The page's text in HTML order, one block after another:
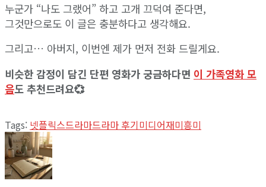
누군가 “나도 그랬어” 하고 고개 끄덕여 준다면,
그것만으로도 이 글은 충분하다고 생각해요.
그리고… 아버지, 이번엔 제가 먼저 전화 드릴게요.
비슷한 감정이 담긴 단편 영화가 궁금하다면 이 가족영화 모
음도 추천드려요💞
Tags: 넷플릭스드라마드라마 후기미디어재미흥미